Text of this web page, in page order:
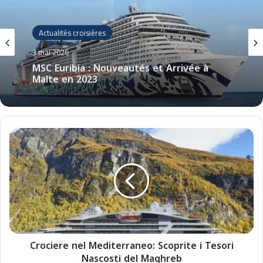
Actualités croisières
3 mai 2026
MSC Euribia : Nouveautés et Arrivée à
Malte en 2023
Croisières
15 avril 2026
Éclipse solaire août 2026 : une croisière
unique en Méditerranée à partir de 1 279
€
C
r
o
c
i
e
r
e
n
Crociere nel Mediterraneo: Scoprite i Tesori
Nascosti del Maghreb